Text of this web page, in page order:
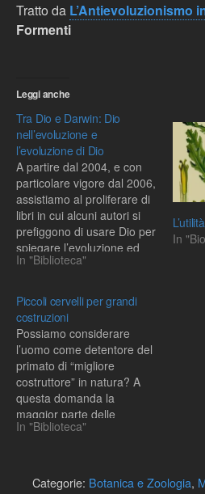
Tratto da L’Antievoluzionismo
Formenti
Leggi anche
Tra Dio e Darwin: Dio
nell’evoluzione e
l’evoluzione di Dio
A partire dal 2004, e con
particolare vigore dal 2006,
assistiamo al proliferare di
libri in cui alcuni autori si
prefiggono di usare Dio per
spiegare l’evoluzione ed
evoluzionisti che vogliono
spiegare Dio: ma cosa sta
succedendo? La risposta è
semplice: evoluzione e
religione sono sempre
più…
In "Biblioteca"
In
Piccoli cervelli per grandi
costruzioni
Possiamo considerare
l’uomo come detentore del
primato di “migliore
costruttore” in natura? A
questa domanda la
maggior parte delle
persone risponderebbe
un’ampia pletora di oggetti
In "Biblioteca"
Categorie: Botanica e Zoologia,